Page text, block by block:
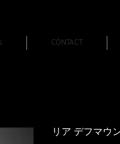
CONTACT
リア デフマウ